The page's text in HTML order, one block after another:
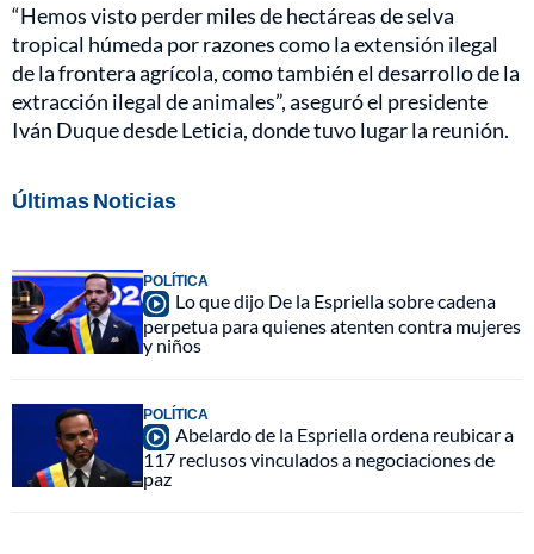
“Hemos visto perder miles de hectáreas de selva
tropical húmeda por razones como la extensión ilegal
de la frontera agrícola, como también el desarrollo de la
extracción ilegal de animales”, aseguró el presidente
Iván Duque desde Leticia, donde tuvo lugar la reunión.
Últimas Noticias
POLÍTICA
Lo que dijo De la Espriella sobre cadena
perpetua para quienes atenten contra mujeres
y niños
POLÍTICA
Abelardo de la Espriella ordena reubicar a
117 reclusos vinculados a negociaciones de
paz